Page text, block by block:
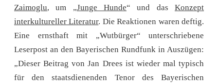
Zaimoglu, um „Junge Hunde“ und dasKonzept
interkultureller Literatur. Die Reaktionen waren deftig.
Eine ernsthaft mit „Wutbürger“ unterschriebene
Leserpost an den Bayerischen Rundfunk in Auszügen:
„Dieser Beitrag von Jan Drees ist wieder mal typisch
für den staatsdienenden Tenor des Bayerischen